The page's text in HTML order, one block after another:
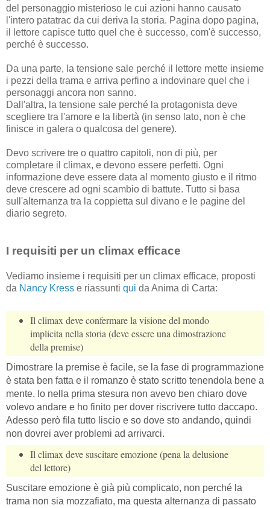
del personaggio misterioso le cui azioni hanno causato
l'intero patatrac da cui deriva la storia. Pagina dopo pagina,
il lettore capisce tutto quel che è successo, com'è successo,
perché è successo.
Da una parte, la tensione sale perché il lettore mette insieme
i pezzi della trama e arriva perfino a indovinare quel che i
personaggi ancora non sanno.
Dall'altra, la tensione sale perché la protagonista deve
scegliere tra l'amore e la libertà (in senso lato, non è che
finisce in galera o qualcosa del genere).
Devo scrivere tre o quattro capitoli, non di più, per
completare il climax, e devono essere perfetti. Ogni
informazione deve essere data al momento giusto e il ritmo
deve crescere ad ogni scambio di battute. Tutto si basa
sull'alternanza tra la coppietta sul divano e le pagine del
diario segreto.
I requisiti per un climax efficace
Vediamo insieme i requisiti per un climax efficace, proposti
da Nancy Kress e riassunti qui da Anima di Carta:
Il climax deve confermare la visione del mondo
implicita nella storia (deve essere una dimostrazione
della premise)
Dimostrare la premise è facile, se la fase di programmazione
è stata ben fatta e il romanzo è stato scritto tenendola bene a
mente. Io nella prima stesura non avevo ben chiaro dove
volevo andare e ho finito per dover riscrivere tutto daccapo.
Adesso però fila tutto liscio e so dove sto andando, quindi
non dovrei aver problemi ad arrivarci.
Il climax deve suscitare emozione (pena la delusione
del lettore)
Suscitare emozione è già più complicato, non perché la
trama non sia mozzafiato, ma questa alternanza di passato